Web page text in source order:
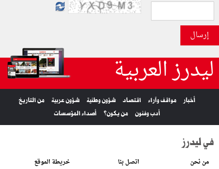
إرسال
ليدرز العربية
أخبار مواقف وآراء اقتصاد شؤون وطنية شؤون عربية
من التاريخ
أدب وفنون
من يكون؟ أصداء المؤسسات
في ليدرز
من نحن اتصل بنا خريطة الموقع